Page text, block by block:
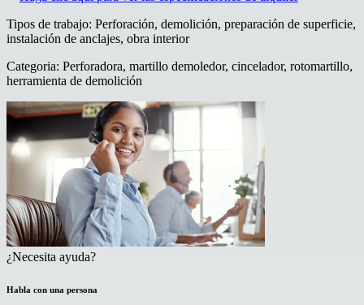
Tipos de trabajo: Perforación, demolición, preparación de superficie,
instalación de anclajes, obra interior
Categoria: Perforadora, martillo demoledor, cincelador, rotomartillo,
herramienta de demolición
¿Necesita ayuda?
Habla con una persona